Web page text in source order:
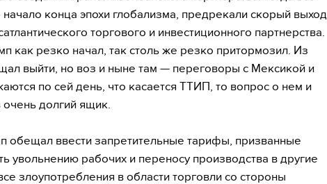
начало конца эпохи глобализма, предрекали скорый выход
торгового и инвестиционного партнерства.
как резко начал, так столь же резко притормозил. Из
выйти, но воз и ныне там — переговоры с Мексикой и
по сей день, что касается ТТИП, то вопрос о нем и
долгий ящик.
обещал ввести запретительные тарифы, призванные
увольнению рабочих и переносу производства в другие
злоупотребления в области торговли со стороны